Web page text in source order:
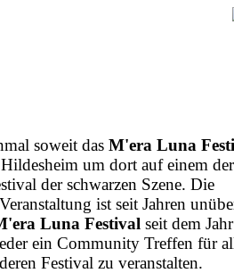
soweit das M'era Luna
um dort auf einem
der schwarzen Szene. Die
ist seit Jahren
Luna Festival seit dem Jahr
ein Community Treffen für
Festival zu veranstalten.